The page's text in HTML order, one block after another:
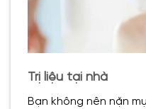
Trị liệu tại nhà
Bạn không nên nặn